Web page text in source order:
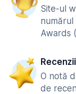
Site-ul
numărul
Awards
O notă
de